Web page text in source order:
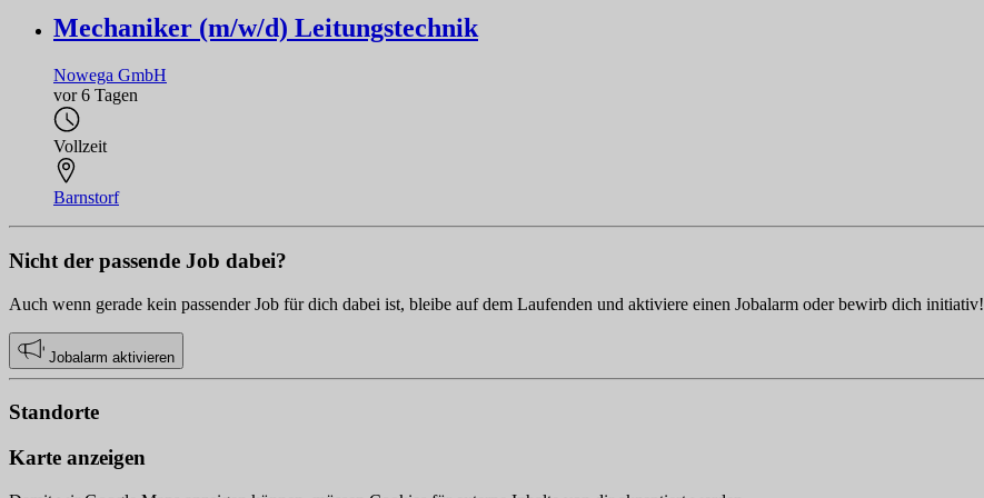
Mechaniker (m/w/d) Leitungstechnik
Nowega GmbH
vor 6 Tagen
Vollzeit
Barnstorf
Nicht der passende Job dabei?
Auch wenn gerade kein passender Job für dich dabei ist, bleibe auf dem Laufenden und aktiviere einen Jobalarm oder bewirb dich initiativ!
Jobalarm aktivieren
Standorte
Karte anzeigen